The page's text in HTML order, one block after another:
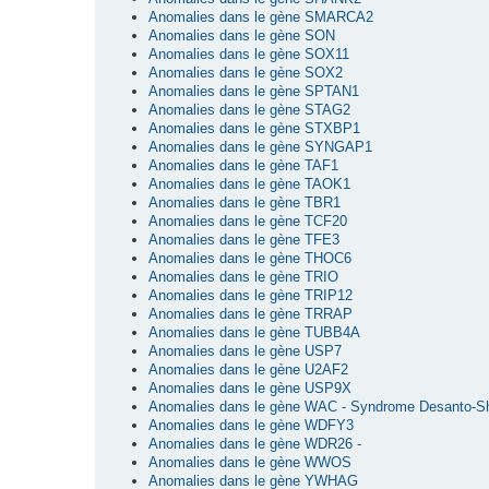
Anomalies dans le gène SMARCA2
Anomalies dans le gène SON
Anomalies dans le gène SOX11
Anomalies dans le gène SOX2
Anomalies dans le gène SPTAN1
Anomalies dans le gène STAG2
Anomalies dans le gène STXBP1
Anomalies dans le gène SYNGAP1
Anomalies dans le gène TAF1
Anomalies dans le gène TAOK1
Anomalies dans le gène TBR1
Anomalies dans le gène TCF20
Anomalies dans le gène TFE3
Anomalies dans le gène THOC6
Anomalies dans le gène TRIO
Anomalies dans le gène TRIP12
Anomalies dans le gène TRRAP
Anomalies dans le gène TUBB4A
Anomalies dans le gène USP7
Anomalies dans le gène U2AF2
Anomalies dans le gène USP9X
Anomalies dans le gène WAC - Syndrome Desanto-
Anomalies dans le gène WDFY3
Anomalies dans le gène WDR26 -
Anomalies dans le gène WWOS
Anomalies dans le gène YWHAG